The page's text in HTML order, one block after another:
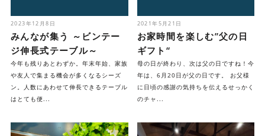
2023年12月8日
みんなが集う ～ビンテー
ジ伸長式テーブル～
今年も残りあとわずか。年末年始、家族
や友人で集まる機会が多くなるシーズ
ン。人数にあわせて伸長できるテーブル
はとても便...
2021年5月21日
お家時間を楽しむ”父の日
ギフト“
母の日が終わり、次は父の日ですね！今
年は、6月20日が父の日です。 お父様
に日頃の感謝の気持ちを伝えるせっかく
のチャ...